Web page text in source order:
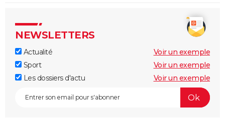
NEWSLETTERS
Actualité
Voir un exemple
Sport
Voir un exemple
Les dossiers d'actu
Voir un exemple